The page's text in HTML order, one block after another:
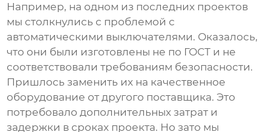
Например, на одном из последних проектов
мы столкнулись с проблемой с
автоматическими выключателями. Оказалось,
что они были изготовлены не по ГОСТ и не
соответствовали требованиям безопасности.
Пришлось заменить их на качественное
оборудование от другого поставщика. Это
потребовало дополнительных затрат и
задержки в сроках проекта. Но зато мы